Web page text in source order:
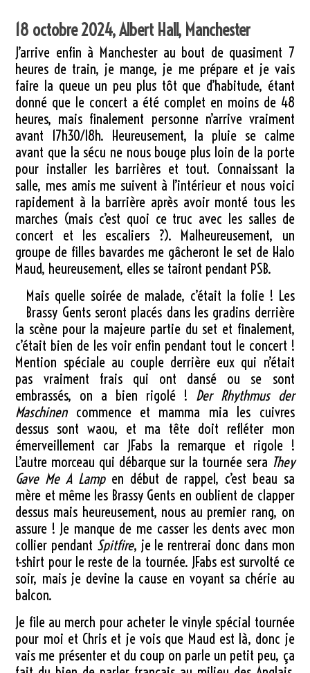
18 octobre 2024, Albert Hall, Manchester
J’arrive enfin à Manchester au bout de quasiment 7
heures de train, je mange, je me prépare et je vais
faire la queue un peu plus tôt que d’habitude, étant
donné que le concert a été complet en moins de 48
heures, mais finalement personne n’arrive vraiment
avant 17h30/18h. Heureusement, la pluie se calme
avant que la sécu ne nous bouge plus loin de la porte
pour installer les barrières et tout. Connaissant la
salle, mes amis me suivent à l’intérieur et nous voici
rapidement à la barrière après avoir monté tous les
marches (mais c’est quoi ce truc avec les salles de
concert et les escaliers ?). Malheureusement, un
groupe de filles bavardes me gâcheront le set de Halo
Maud, heureusement, elles se tairont pendant PSB.
Mais quelle soirée de malade, c’était la folie ! Les
Brassy Gents seront placés dans les gradins derrière
la scène pour la majeure partie du set et finalement,
c’était bien de les voir enfin pendant tout le concert !
Mention spéciale au couple derrière eux qui n’était
pas vraiment frais qui ont dansé ou se sont
embrassés, on a bien rigolé ! Der Rhythmus der
Maschinencommence et mamma mia les cuivres
dessus sont waou, et ma tête doit refléter mon
émerveillement car JFabs la remarque et rigole !
L’autre morceau qui débarque sur la tournée sera They
Gave Me A Lampen début de rappel, c’est beau sa
mère et même les Brassy Gents en oublient de clapper
dessus mais heureusement, nous au premier rang, on
assure ! Je manque de me casser les dents avec mon
collier pendant Spitfire, je le rentrerai donc dans mon
t-shirt pour le reste de la tournée. JFabs est survolté ce
soir, mais je devine la cause en voyant sa chérie au
balcon.
Je file au merch pour acheter le vinyle spécial tournée
pour moi et Chris et je vois que Maud est là, donc je
vais me présenter et du coup on parle un petit peu, ça